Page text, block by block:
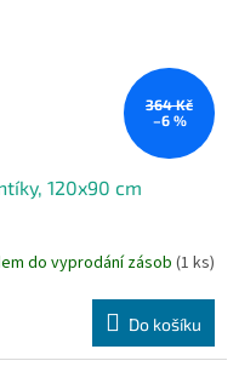
364 Kč
–6 %
120x90 cm
do vyprodání zásob(1 ks)
Do košíku